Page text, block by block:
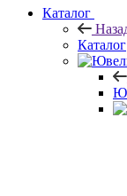
Каталог
Каталог